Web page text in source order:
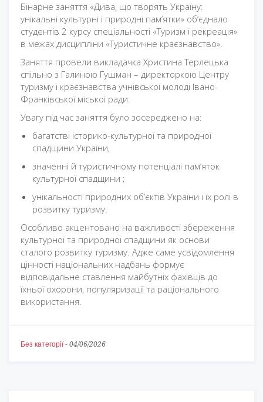
Бінарне заняття «Дива, що творять Україну:
унікальні культурні і природні пам’ятки» об’єднало
студентів 2 курсу спеціальності «Туризм і рекреація»
в межах дисципліни «Туристичне краєзнавство».
Заняття провели викладачка Христина Терлецька
спільно з Галиною Гушман – директоркою Центру
туризму і краєзнавства учнівської молоді Івано-
Франківської міської ради.
Увагу під час заняття було зосереджено на:
багатстві історико-культурної та природної
спадщини України,
значенні й туристичному потенціалі памʼяток
культурної спадщини ;
унікальності природних об’єктів України і їх ролі в
розвитку туризму.
Особливо акцентовано на важливості збереження
культурної та природної спадщини як основи
сталого розвитку туризму. Адже саме усвідомлення
цінності національних надбань формує
відповідальне ставлення майбутніх фахівців до
їхньої охорони, популяризації та раціонального
використання.
Без категорії- 04/06/2026